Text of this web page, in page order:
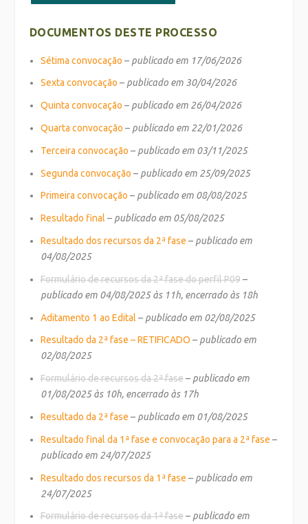
DOCUMENTOS DESTE PROCESSO
Sétima convocação – publicado em 17/06/2026
Sexta convocação – publicado em 30/04/2026
Quinta convocação –publicado em 26/04/2026
Quarta convocação –publicado em 22/01/2026
Terceira convocação –publicado em 03/11/2025
Segunda convocação – publicado em 25/09/2025
Primeira convocação – publicado em 08/08/2025
Resultado final – publicado em 05/08/2025
Resultado dos recursos da 2ª fase – publicado em
04/08/2025
Formulário de recursos da 2ª fase do perfil P09–
publicado em 04/08/2025 às 11h, encerrado às 18h
Aditamento 1 ao Edital – publicado em 02/08/2025
Resultado da 2ª fase – RETIFICADO – publicado em
02/08/2025
Formulário de recursos da 2ª fase– publicado em
01/08/2025 às 10h, encerrado às 17h
Resultado da 2ª fase – publicado em 01/08/2025
Resultado final da 1ª fase e convocação para a 2ª fase –
publicado em 24/07/2025
Resultado dos recursos da 1ª fase – publicado em
24/07/2025
Formulário de recursos da 1ª fase– publicado em